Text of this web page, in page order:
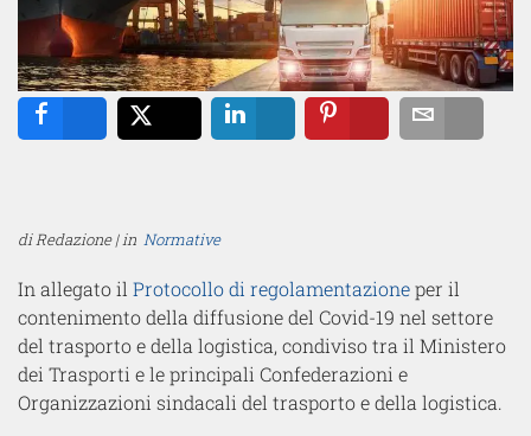
di Redazione | in Normative
In allegato il Protocollo di regolamentazioneper il
contenimento della diffusione del Covid-19 nel settore
del trasporto e della logistica, condiviso tra il Ministero
dei Trasporti e le principali Confederazioni e
Organizzazioni sindacali del trasporto e della logistica.